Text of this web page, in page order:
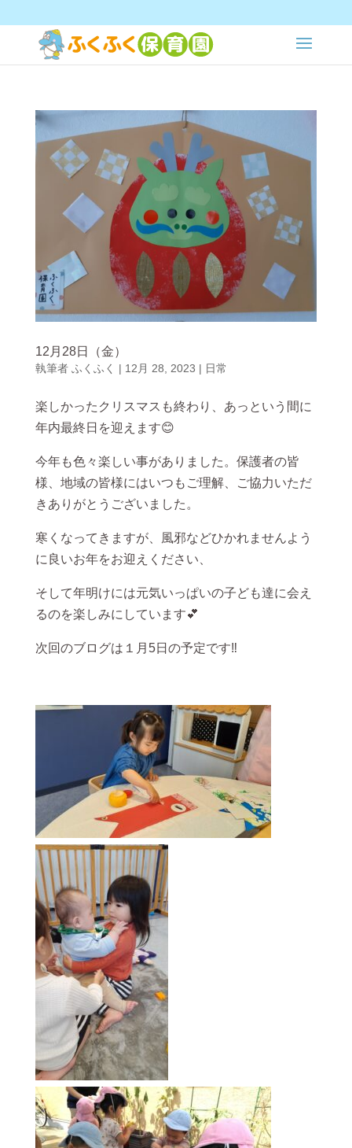
12月28日（金）
執筆者 ふくふく | 12月 28, 2023 | 日常
楽しかったクリスマスも終わり、あっという間に
年内最終日を迎えます😊
今年も色々楽しい事がありました。保護者の皆
様、地域の皆様にはいつもご理解、ご協力いただ
きありがとうございました。
寒くなってきますが、風邪などひかれませんよう
に良いお年をお迎えください、
そして年明けには元気いっぱいの子ども達に会え
るのを楽しみにしています💕
次回のブログは１月5日の予定です‼